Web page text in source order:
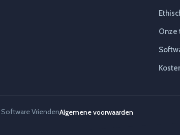
Onze
VriendenAlgemene voorwaarden